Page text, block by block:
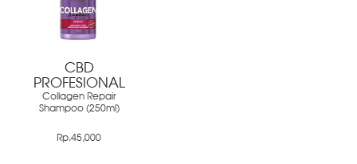
CBD
PROFESIONAL
Collagen Repair
Shampoo (250ml)
Rp.45,000